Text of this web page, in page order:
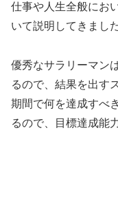
仕事や人生全般にお
いて説明してきました
優秀なサラリーマン
るので、結果を出す
期間で何を達成すべ
るので、目標達成能